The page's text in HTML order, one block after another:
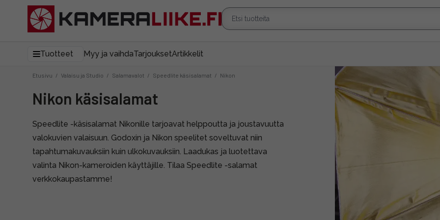
Tuotteet Myy ja vaihdaTarjouksetArtikkelit
Etusivu / Valaisu ja Studio / Salamavalot / Speedlite käsisalamat / Nikon
Nikon käsisalamat
Speedlite -käsisalamat Nikonille tarjoavat helppoutta ja joustavuutta
valokuvien valaisuun. Godoxin ja Nikon speelitet soveltuvat niin
tapahtumakuvauksiin kuin ulkokuvauksiin. Laadukas ja luotettava
valinta Nikon-kameroiden käyttäjille. Tilaa Speedlite -salamat
verkkokaupastamme!